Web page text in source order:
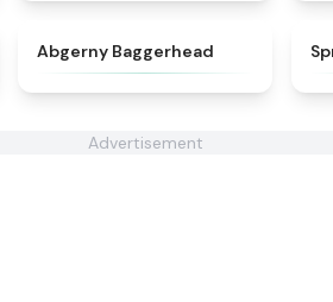
★
Abgerny Baggerhead
Advertisement